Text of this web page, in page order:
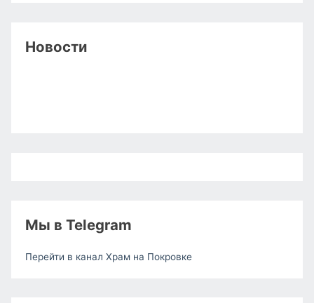
Новости
Мы в Telegram
Перейти в канал Храм на Покровке